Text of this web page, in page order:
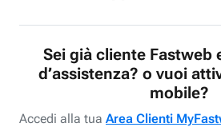
Sei già cliente Fastweb
d’assistenza? o vuoi
mobile?
Accedi alla tua Area Clienti